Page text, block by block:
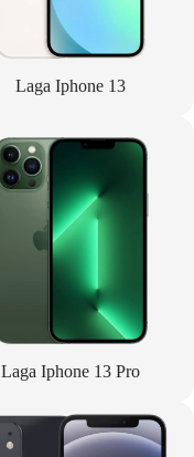
Laga Iphone 13
Laga Iphone 13 Pro